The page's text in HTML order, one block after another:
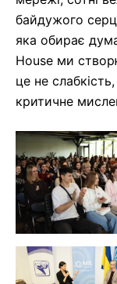
байдужого
яка обирає
House ми
це не
критичне